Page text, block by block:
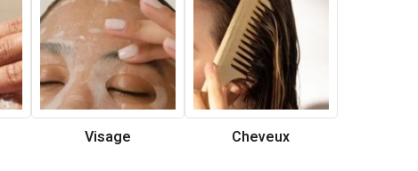
Visage Cheveux